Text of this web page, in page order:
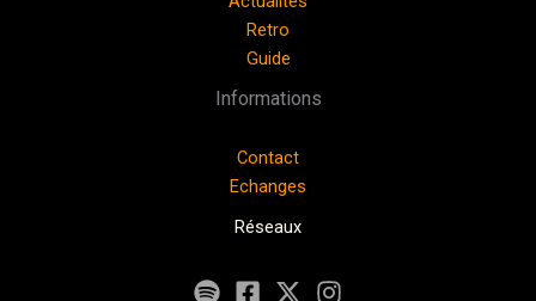
Retro
Guide
Informations
Contact
Echanges
Réseaux